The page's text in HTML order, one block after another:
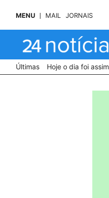
MENU MAIL JORNAIS
Últimas Hoje o dia foi assim